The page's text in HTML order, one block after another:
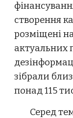
створення
розміщені
актуальних
зібрали
понад 115
Серед тем